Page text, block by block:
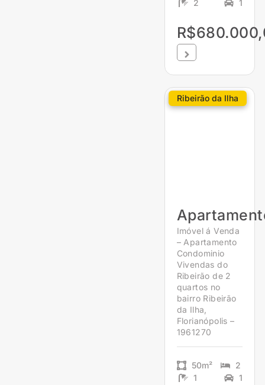
2 1
Ribeirão da Ilha
Imóvel á Venda
– Apartamento
Condominio
Vivendas do
Ribeirão de 2
quartos no
bairro Ribeirão
da Ilha,
Florianópolis –
1961270
50m²
2
1
1